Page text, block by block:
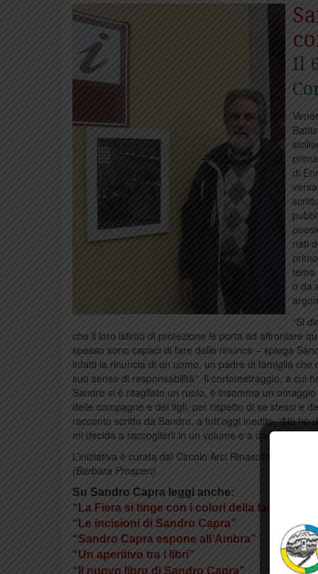
Il
di
nati
tema
o da
“Si
che il loro istinto di protezione le porta ad affrontare
spesso sono capaci di fare delle rinunce – spiega
infatti la rinuncia di un uomo, un padre di famiglia
suo senso di responsabilità”. Il cortometraggio, a cui
Sandro si è ritagliato un ruolo, è insomma un
delle compagne e dei figli, per rispetto di se stessi e
racconto scritto da Sandro, a tutt’oggi inedito. “Ne
mi decida a raccoglierli in un volume e a darli
L’iniziativa è curata dal Circolo Arci Rinascita di
(Barbara Prosperi)
Su Sandro Capra leggi anche:
“La Fiera si tinge con i colori della fantasia”
“Le incisioni di Sandro Capra”
“Sandro Capra espone all’Ambra”
“Un aperitivo tra i libri”
“Il nuovo libro di Sandro Capra”